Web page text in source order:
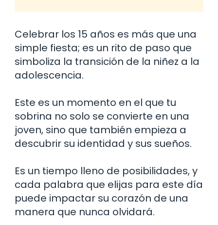
Celebrar los 15 años es más que una
simple fiesta; es un rito de paso que
simboliza la transición de la niñez a la
adolescencia.
Este es un momento en el que tu
sobrina no solo se convierte en una
joven, sino que también empieza a
descubrir su identidad y sus sueños.
Es un tiempo lleno de posibilidades, y
cada palabra que elijas para este día
puede impactar su corazón de una
manera que nunca olvidará.